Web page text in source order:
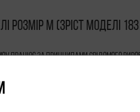
розмір M (зріст моделі
працює за принципами свідомого
виріб виготовляється на
параметрами клієнта. Така